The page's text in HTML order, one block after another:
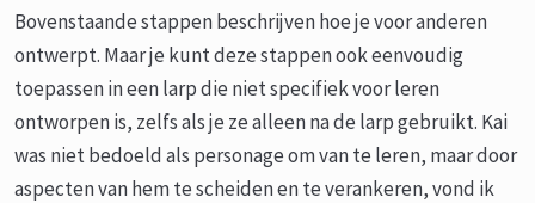
Bovenstaande stappen beschrijven hoe je voor anderen
ontwerpt. Maar je kunt deze stappen ook eenvoudig
toepassen in een larp die niet specifiek voor leren
ontworpen is, zelfs als je ze alleen na de larp gebruikt. Kai
was niet bedoeld als personage om van te leren, maar door
aspecten van hem te scheiden en te verankeren, vond ik